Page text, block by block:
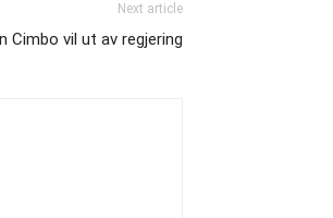
Next article
Cimbo vil ut av regjering